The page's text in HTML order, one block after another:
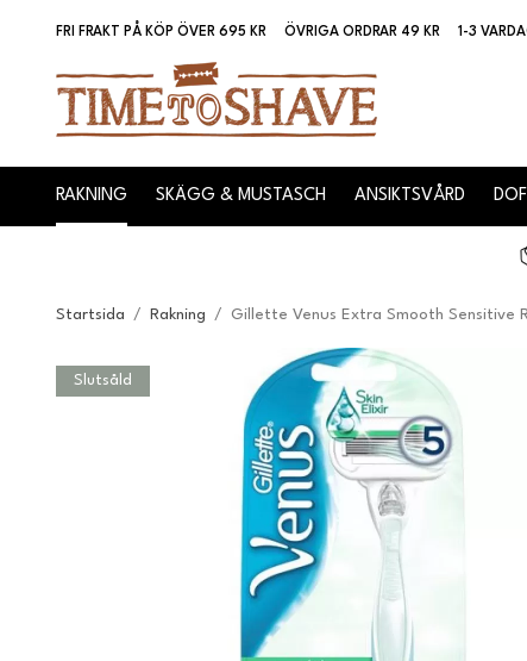
FRI FRAKT PÅ KÖP ÖVER 695 KR ÖVRIGA ORDRAR 49 KR 1-3
RAKNING SKÄGG & MUSTASCH ANSIKTSVÅRD
Startsida / Rakning / Gillette Venus Extra Smooth Sensitive
Slutsåld